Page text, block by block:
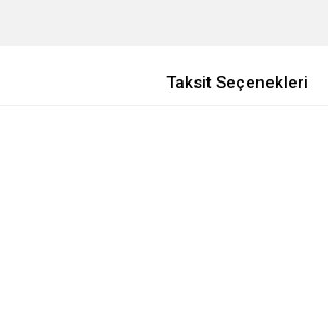
Taksit Seçenekleri